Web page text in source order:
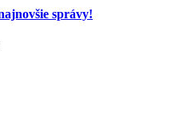
správy!